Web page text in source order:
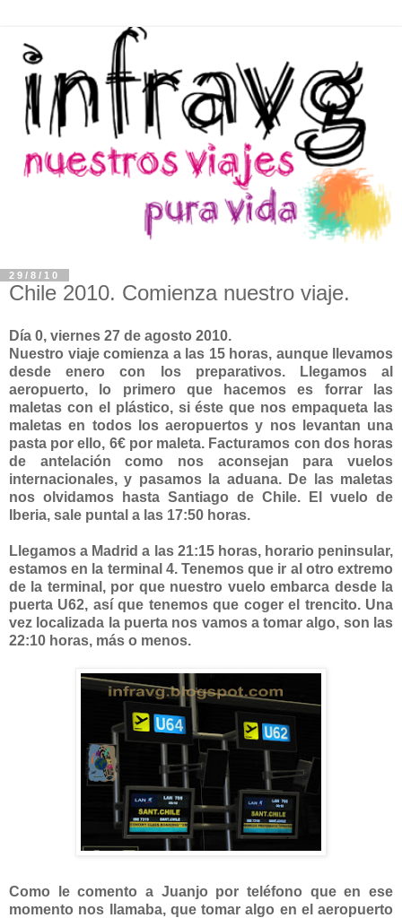
29/8/10
Chile 2010. Comienza nuestro viaje.
Día 0, viernes 27 de agosto 2010.
Nuestro viaje comienza a las 15 horas, aunque llevamos
desde enero con los preparativos. Llegamos al
aeropuerto, lo primero que hacemos es forrar las
maletas con el plástico, si éste que nos empaqueta las
maletas en todos los aeropuertos y nos levantan una
pasta por ello, 6€ por maleta. Facturamos con dos horas
de antelación como nos aconsejan para vuelos
internacionales, y pasamos la aduana. De las maletas
nos olvidamos hasta Santiago de Chile. El vuelo de
Iberia, sale puntal a las 17:50 horas.
Llegamos a Madrid a las 21:15 horas, horario peninsular,
estamos en la terminal 4. Tenemos que ir al otro extremo
de la terminal, por que nuestro vuelo embarca desde la
puerta U62, así que tenemos que coger el trencito. Una
vez localizada la puerta nos vamos a tomar algo, son las
22:10 horas, más o menos.
Como le comento a Juanjo por teléfono que en ese
momento nos llamaba, que tomar algo en el aeropuerto